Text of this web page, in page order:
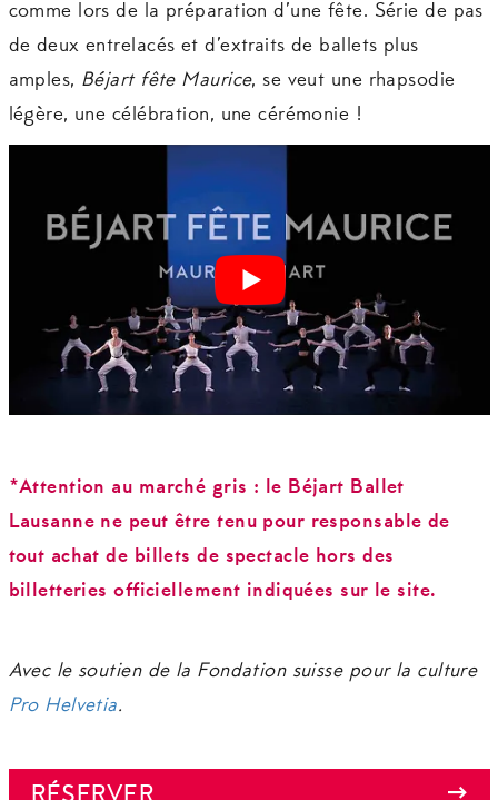
comme lors de la préparation d’une fête. Série de pas
de deux entrelacés et d’extraits de ballets plus
amples, Béjart fête Maurice, se veut une rhapsodie
légère, une célébration, une cérémonie !
*Attention au marché gris : le Béjart Ballet
Lausanne ne peut être tenu pour responsable de
tout achat de billets de spectacle hors des
billetteries officiellement indiquées sur le site.
Avec le soutien de la Fondation suisse pour la culture
Pro Helvetia.